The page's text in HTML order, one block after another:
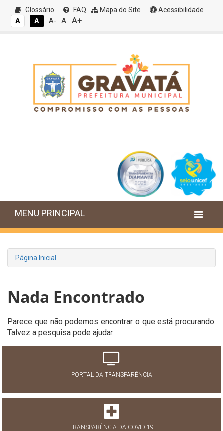
Glossário FAQ Mapa do Site
Acessibilidade
A
A A- A A+
MENU PRINCIPAL
Página Inicial
Nada Encontrado
Parece que não podemos encontrar o que está procurando.
Talvez a pesquisa pode ajudar.
PORTAL DA TRANSPARÊNCIA
TRANSPARÊNCIA DA COVID-19